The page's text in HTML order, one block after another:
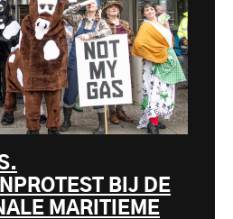
BIJ DE
MARITIEME